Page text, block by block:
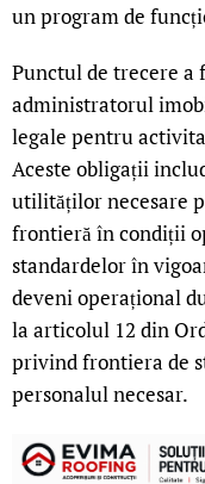
un program de
Punctul de trecere
administratorul
legale pentru
Aceste obligații
utilităților necesare
frontieră în condiții
standardelor în
deveni operațional
la articolul 12 din
privind frontiera de
personalul necesar.